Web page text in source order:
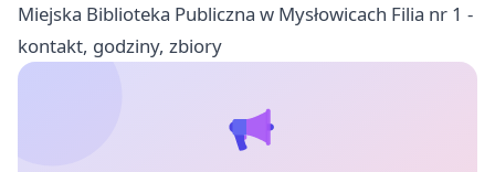
Miejska Biblioteka Publiczna w Mysłowicach Filia nr 1 -
kontakt, godziny, zbiory